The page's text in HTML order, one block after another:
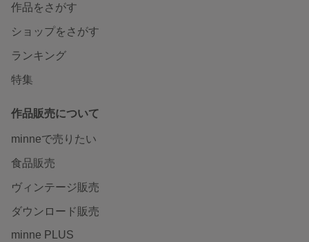
作品をさがす
ショップをさがす
ランキング
特集
作品販売について
minneで売りたい
食品販売
ヴィンテージ販売
ダウンロード販売
minne PLUS